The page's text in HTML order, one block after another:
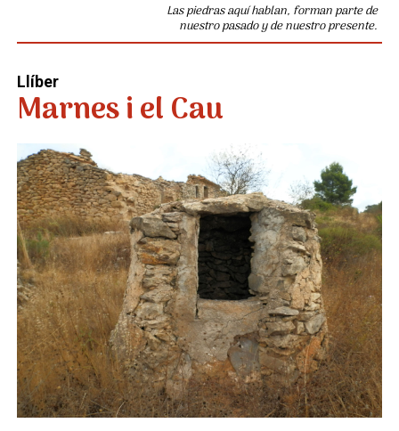
Las piedras aquí hablan, forman parte de
nuestro pasado y de nuestro presente.
Llíber
Marnes i el Cau